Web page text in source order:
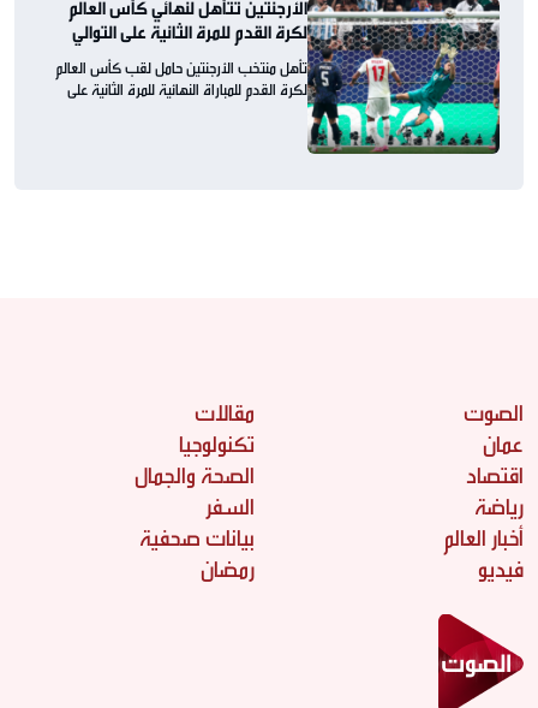
الأرجنتين تتأهل لنهائي كأس العالم
لكرة القدم للمرة الثانية على التوالي
تأهل منتخب الأرجنتين حامل لقب كأس العالم
لكرة القدم للمباراة النهائية للمرة الثانية على
الصوت
عمان
اقتصاد
رياضة
أخبار العالم
فيديو
مقالات
تكنولوجيا
الصحة والجمال
السفر
بيانات صحفية
رمضان